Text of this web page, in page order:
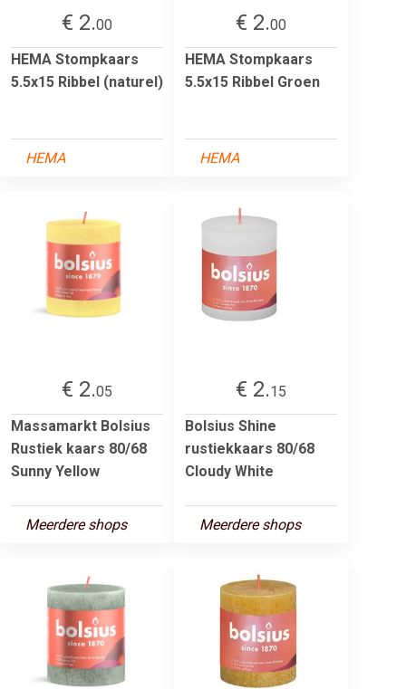
€ 2.00
HEMA Stompkaars
5.5x15 Ribbel (naturel)
HEMA
€ 2.00
HEMA Stompkaars
5.5x15 Ribbel Groen
HEMA
€ 2.05
Massamarkt Bolsius
Rustiek kaars 80/68
Sunny Yellow
Meerdere shops
€ 2.15
Bolsius Shine
rustiekkaars 80/68
Cloudy White
Meerdere shops